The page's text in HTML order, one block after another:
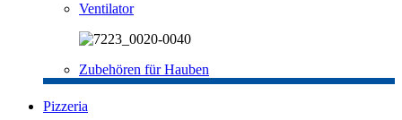
Ventilator
Zubehören für Hauben
Pizzeria